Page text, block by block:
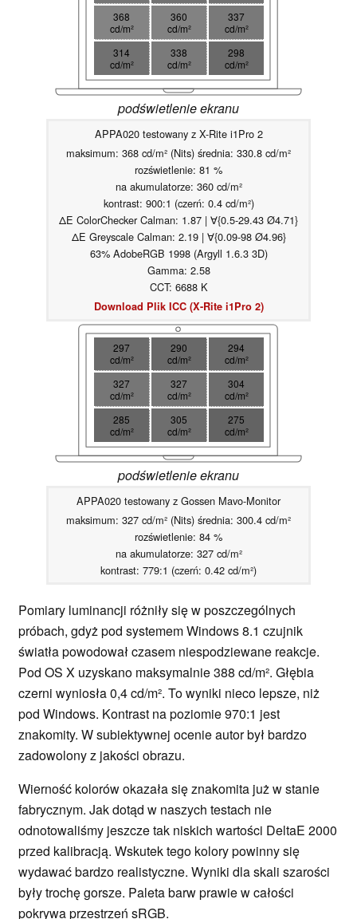
368
cd/m²
360
cd/m²
337
cd/m²
314
cd/m²
338
cd/m²
298
cd/m²
podświetlenie ekranu
APPA020 testowany z X-Rite i1Pro 2
maksimum: 368 cd/m² (Nits) średnia: 330.8 cd/m²
rozświetlenie: 81 %
na akumulatorze: 360 cd/m²
kontrast: 900:1 (czerń: 0.4 cd/m²)
ΔE ColorChecker Calman: 1.87 | ∀{0.5-29.43 Ø4.71}
ΔE Greyscale Calman: 2.19 | ∀{0.09-98 Ø4.96}
63% AdobeRGB 1998 (Argyll 1.6.3 3D)
Gamma: 2.58
CCT: 6688 K
Download Plik ICC (X-Rite i1Pro 2)
297
cd/m²
290
cd/m²
294
cd/m²
327
cd/m²
327
cd/m²
304
cd/m²
285
cd/m²
305
cd/m²
275
cd/m²
podświetlenie ekranu
APPA020 testowany z Gossen Mavo-Monitor
maksimum: 327 cd/m² (Nits) średnia: 300.4 cd/m²
rozświetlenie: 84 %
na akumulatorze: 327 cd/m²
kontrast: 779:1 (czerń: 0.42 cd/m²)
Pomiary luminancji różniły się w poszczególnych
próbach, gdyż pod systemem Windows 8.1 czujnik
światła powodował czasem niespodziewane reakcje.
Pod OS X uzyskano maksymalnie 388 cd/m². Głębia
czerni wyniosła 0,4 cd/m². To wyniki nieco lepsze, niż
pod Windows. Kontrast na poziomie 970:1 jest
znakomity. W subiektywnej ocenie autor był bardzo
zadowolony z jakości obrazu.
Wierność kolorów okazała się znakomita już w stanie
fabrycznym. Jak dotąd w naszych testach nie
odnotowaliśmy jeszcze tak niskich wartości DeltaE 2000
przed kalibracją. Wskutek tego kolory powinny się
wydawać bardzo realistyczne. Wyniki dla skali szarości
były trochę gorsze. Paleta barw prawie w całości
pokrywa przestrzeń sRGB.